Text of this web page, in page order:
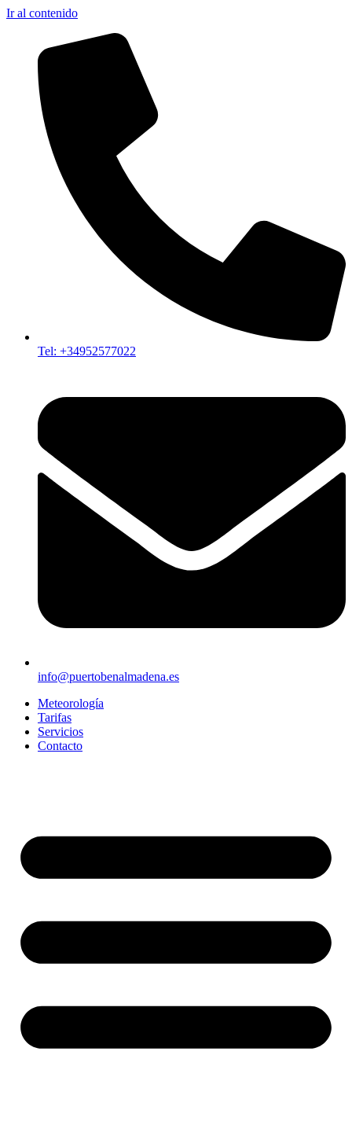
Ir al contenido
Tel: +34952577022
info@puertobenalmadena.es
Meteorología
Tarifas
Servicios
Contacto